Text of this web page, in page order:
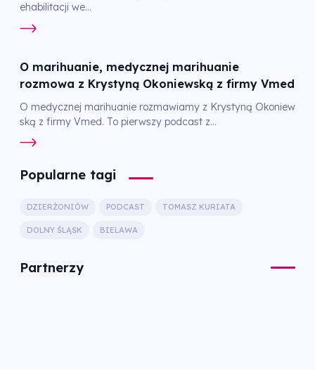
ehabilitacji we...
O marihuanie, medycznej marihuanie
rozmowa z Krystyną Okoniewską z firmy Vmed
O medycznej marihuanie rozmawiamy z Krystyną Okoniew
ską z firmy Vmed. To pierwszy podcast z...
Popularne tagi
DZIERŻONIÓW PODCAST TOMASZ KURIATA
DOLNY ŚLĄSK BIELAWA
Partnerzy